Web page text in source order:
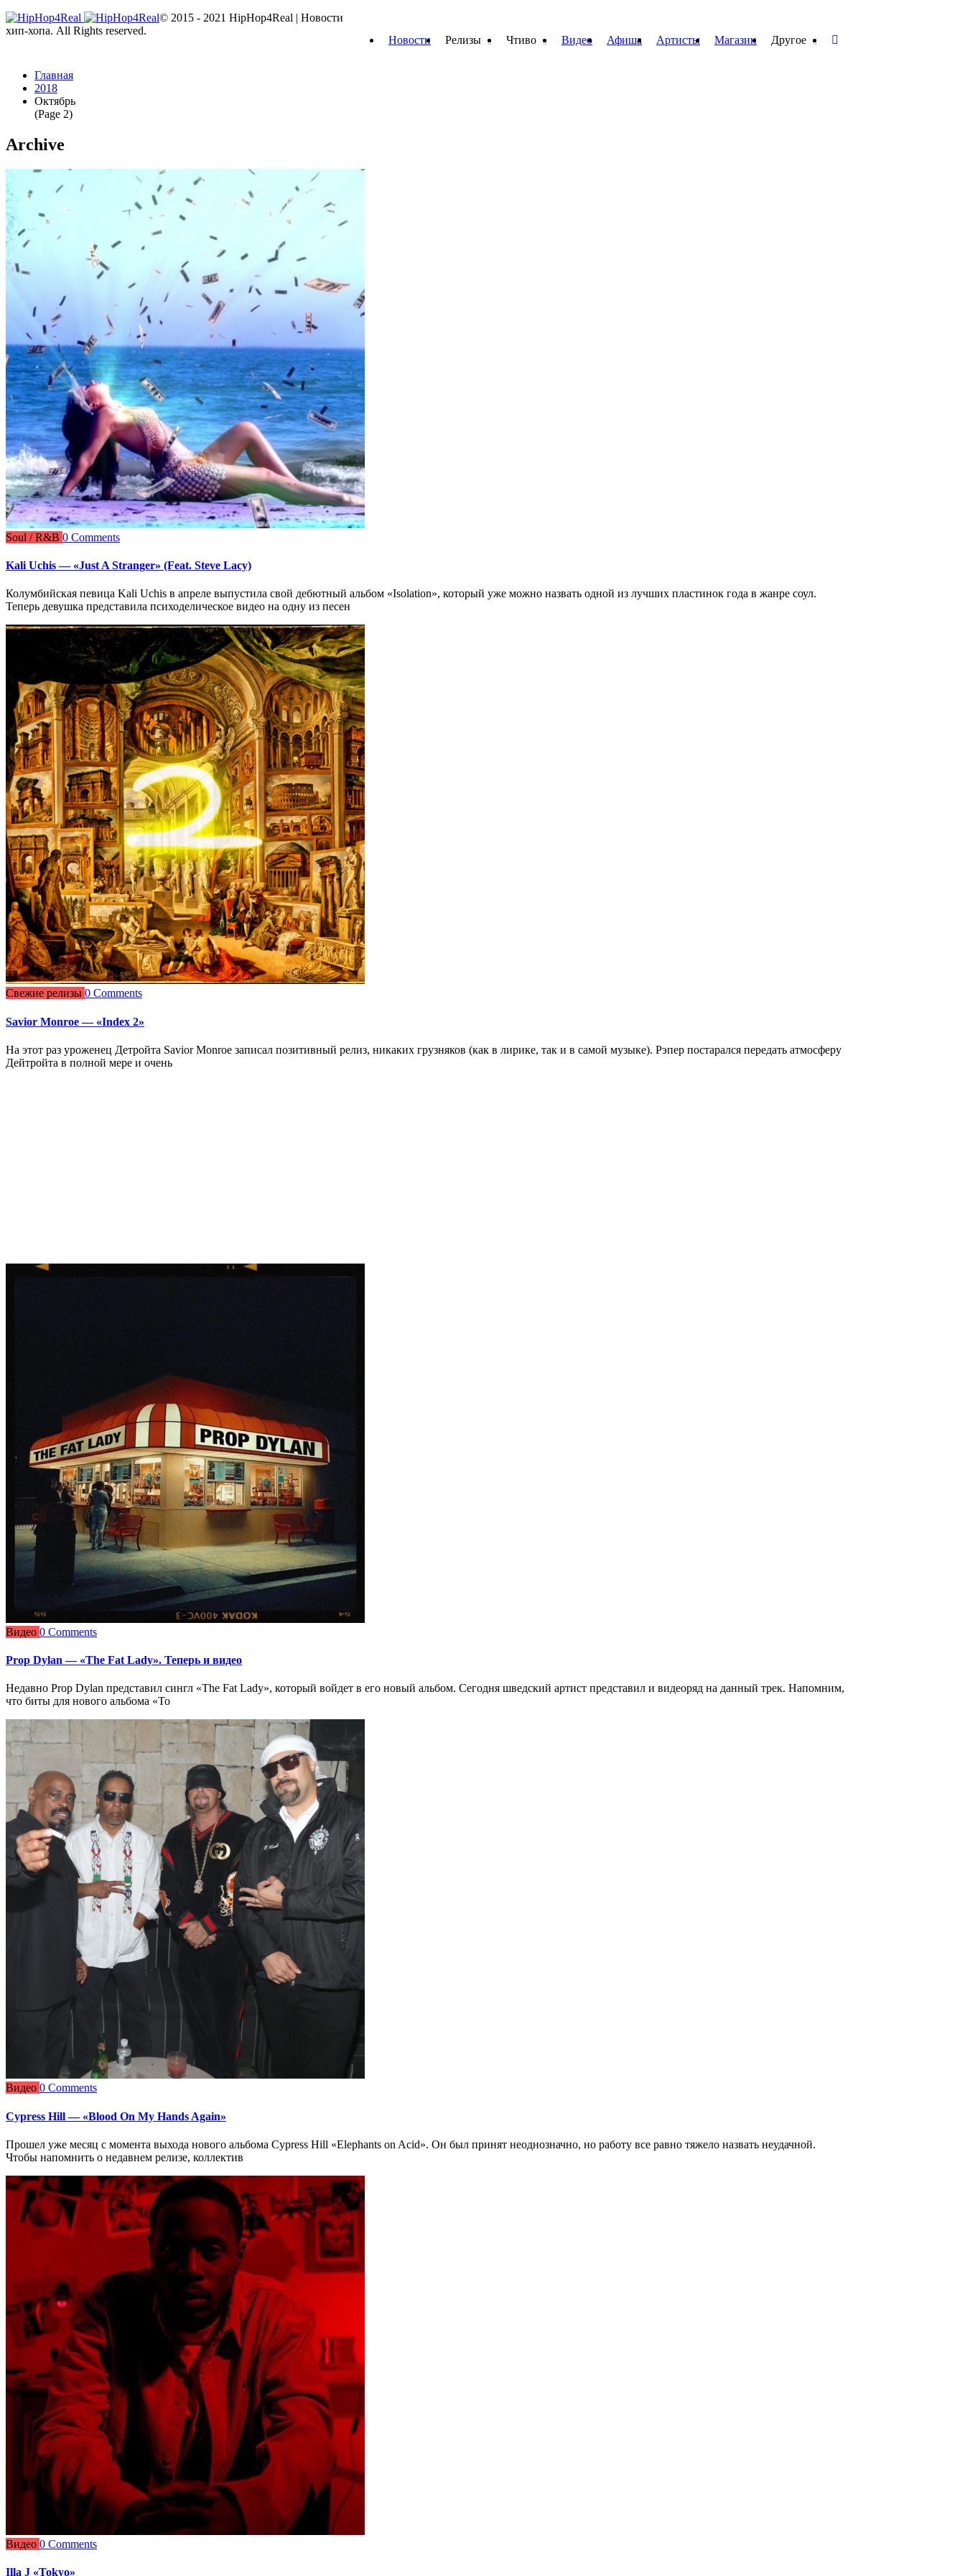
Новости Релизы Чтиво Видео Афиша Артисты Магазин Другое
Главная
2018
Октябрь
(Page 2)
Archive
Soul / R&B 0 Comments
Kali Uchis — «Just A Stranger» (Feat. Steve Lacy)
Колумбийская певица Kali Uchis в апреле выпустила свой дебютный альбом «Isolation», который уже можно назвать одной из лучших пластинок года в жанре соул.
Теперь девушка представила психоделическое видео на одну из песен
Свежие релизы 0 Comments
Savior Monroe — «Index 2»
На этот раз уроженец Детройта Savior Monroe записал позитивный релиз, никаких грузняков (как в лирике, так и в самой музыке). Рэпер постарался передать атмосферу
Дейтройта в полной мере и очень
Видео 0 Comments
Prop Dylan — «The Fat Lady». Теперь и видео
Недавно Prop Dylan представил сингл «The Fat Lady», который войдет в его новый альбом. Сегодня шведский артист представил и видеоряд на данный трек. Напомним,
что биты для нового альбома «To
Видео 0 Comments
Cypress Hill — «Blood On My Hands Again»
Прошел уже месяц с момента выхода нового альбома Cypress Hill «Elephants on Acid». Он был принят неоднозначно, но работу все равно тяжело назвать неудачной.
Чтобы напомнить о недавнем релизе, коллектив
Видео 0 Comments
Illa J «Tokyo»
© 2015 - 2021 HipHop4Real | Новости
хип-хопа. All Rights reserved.